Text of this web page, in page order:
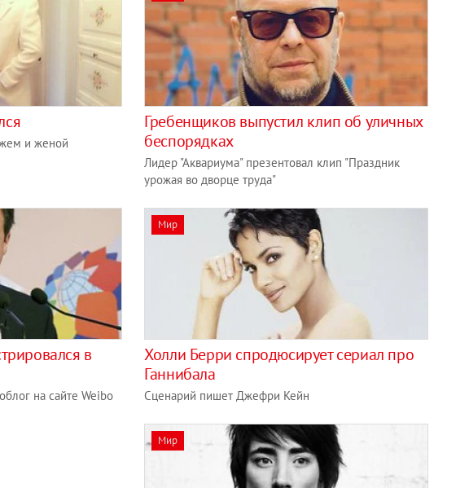
и женой
Гребенщиков выпустил клип об уличных
беспорядках
Лидер "Аквариума" презентовал клип "Праздник
урожая во дворце труда"
в
на сайте Weibo
Мир
Холли Берри спродюсирует сериал про
Ганнибала
Сценарий пишет Джефри Кейн
Мир